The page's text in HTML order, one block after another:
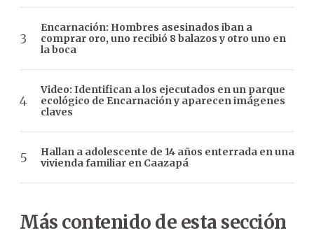
Encarnación: Hombres asesinados iban a
comprar oro, uno recibió 8 balazos y otro uno en
la boca
Video: Identifican a los ejecutados en un parque
ecológico de Encarnación y aparecen imágenes
claves
Hallan a adolescente de 14 años enterrada en una
vivienda familiar en Caazapá
Más contenido de esta sección